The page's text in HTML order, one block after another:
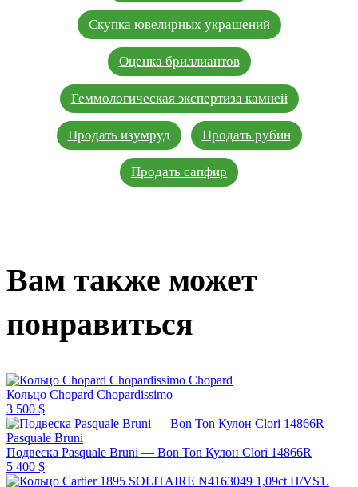
Скупка ювелирных украшений
Оценка бриллиантов
Геммологическая экспертиза камней
Продать изумруд Продать рубин
Продать сапфир
Вам также может
понравиться
Chopard
Кольцо Chopard Chopardissimo
3 500 $
Pasquale Bruni
Подвеска Pasquale Bruni — Bon Ton Кулон Clori 14866R
5 400 $